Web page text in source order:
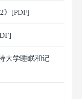
》[PDF]
大学睡眠和记